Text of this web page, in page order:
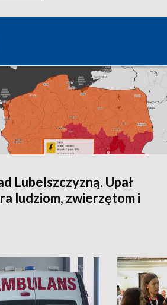
Lubelszczyzną. Upał
ludziom, zwierzętom i